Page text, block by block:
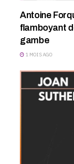
Antoine
flamboyant
gambe
1 MOIS AGO